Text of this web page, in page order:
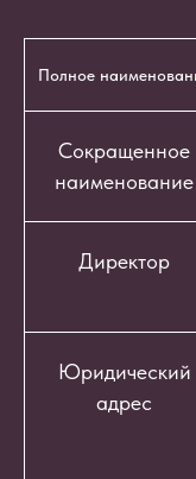
Полное
Сокращенное
наименование
Директор
Юридический
адрес